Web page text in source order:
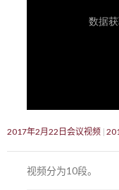
2017年2月22日会议视频
视频分为10段。